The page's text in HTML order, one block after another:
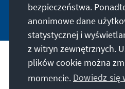
Jetzt
Nasza misja
bezpieczeństwa.
anonimowe dane
statystycznej i
z witryn zewnętrznych.
plików cookie można
momencie. Dowiedz się